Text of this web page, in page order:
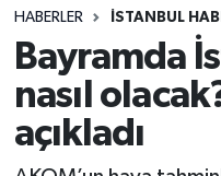
HABERLER İSTANBUL
Bayramda
nasıl
açıkladı
İSTANBUL
DÜNYA
SPOR
Trafik Durumu
Süper Lig Puan
Tüm Manşetler